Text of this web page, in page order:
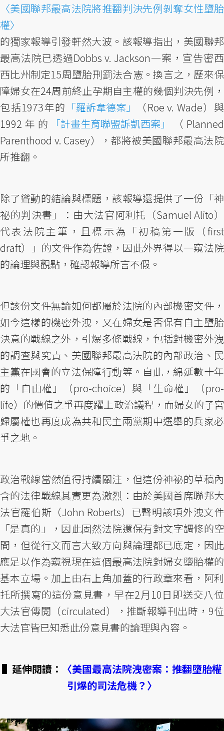
〈美國聯邦最高法院將推翻判決先例剝奪女性墮胎
權〉
的獨家報導引發軒然大波。該報導指出，美國聯邦
最高法院已透過Dobbs v. Jackson一案，宣告密西
西比州制定15周墮胎刑罰法合憲。換言之，歷來保
障婦女在24周前終止孕期自主權的幾個判決先例，
包括1973年的 「羅訴韋德案」
（Roe v. Wade）與
1992年的
「計畫生育聯盟訴凱西案」
（Planned
Parenthood v. Casey），都將被美國聯邦最高法院
所推翻。
除了聳動的結論與標題，該報導還提供了一份「神
祕的判決書」：由大法官阿利托（Samuel Alito）
代表法院主筆，且標示為「初稿第一版（first
draft）」的文件作為佐證，因此外界得以一窺法院
的論理與觀點，確認報導所言不假。
但該份文件無論如何都屬於法院的內部機密文件，
如今這樣的機密外洩，又在婦女是否保有自主墮胎
決意的戰線之外，引爆多條戰線，包括對機密外洩
的調查與究責、美國聯邦最高法院的內部政治、民
主黨在國會的立法保障行動等。自此，綿延數十年
的「自由權」（pro-choice）與「生命權」（pro-
life）的價值之爭再度躍上政治議程，而婦女的子宮
歸屬權也再度成為共和民主兩黨期中選舉的兵家必
爭之地。
政治戰線當然值得持續關注，但這份神祕的草稿內
含的法律戰線其實更為激烈：由於美國首席聯邦大
法官羅伯斯（John Roberts）已聲明該項外洩文件
「是真的」，因此固然法院還保有對文字調修的空
間，但從行文而言大致方向與論理都已底定，因此
應足以作為窺視現在這個最高法院對婦女墮胎權的
基本立場。加上由右上角加蓋的行政章來看，阿利
托所撰寫的這份意見書，早在2月10日即送交八位
大法官傳閱（circulated），推斷報導刊出時，9位
大法官皆已知悉此份意見書的論理與內容。
▌延伸閱讀：
〈美國最高法院洩密案：推翻墮胎權
引爆的司法危機？〉